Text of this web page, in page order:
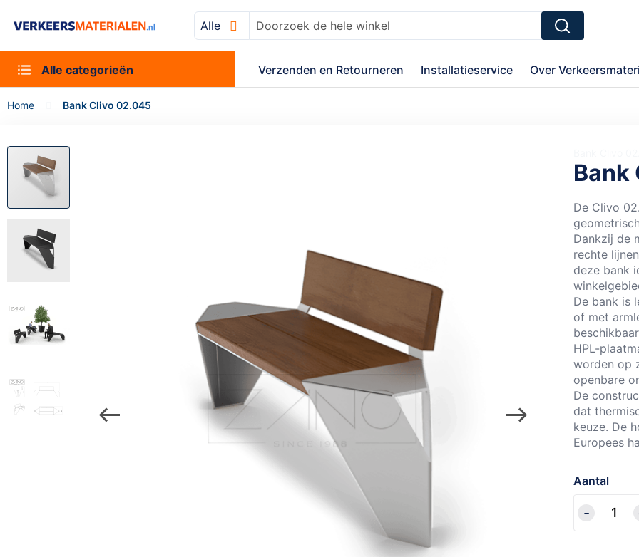
Alle Zoek
Alle categorieën Verzenden en Retourneren Installatieservice Over
Home Bank Clivo 02.045
Bank
De Clivo
Dankzij de
rechte
deze bank
De bank is
of met
HPL-
worden op
openbare
De
dat
keuze. De
Europees
Aantal
Ga
naar
afbeeldingen-
gallerij